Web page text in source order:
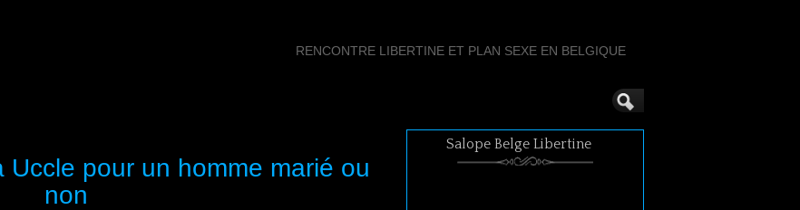
RENCONTRE LIBERTINE ET PLAN SEXE EN BELGIQUE
pour un homme marié ou
non
Salope Belge Libertine